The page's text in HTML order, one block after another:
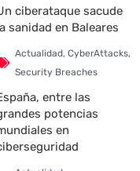
ciberataque sacude
sanidad en Baleares
Actualidad, CyberAttacks,
Security Breaches
entre las
potencias
en